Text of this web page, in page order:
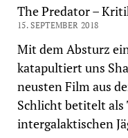
The Predator –
15. SEPTEMBER 2018
Mit dem Absturz
katapultiert uns
neusten Film aus
Schlicht betitelt als
intergalaktischen